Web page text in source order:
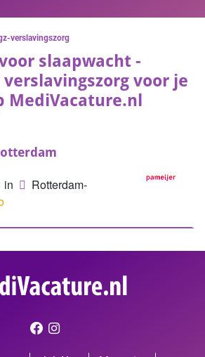
verslavingszorg
slaapwacht -
verslavingszorg voor je
MediVacature.nl
in
Rotterdam-